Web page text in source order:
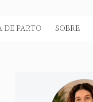
DE PARTO SOBRE